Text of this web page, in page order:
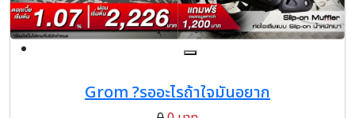
Grom ?รออะไรถ้าใจมันอยาก